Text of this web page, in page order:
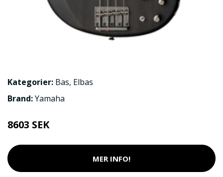
Kategorier: Bas, Elbas
Brand:Yamaha
8603 SEK
MER INFO!